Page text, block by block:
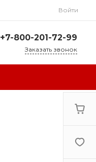
Войти
+7-800-201-72-99
Авиационная, 3А
Заказать звонок